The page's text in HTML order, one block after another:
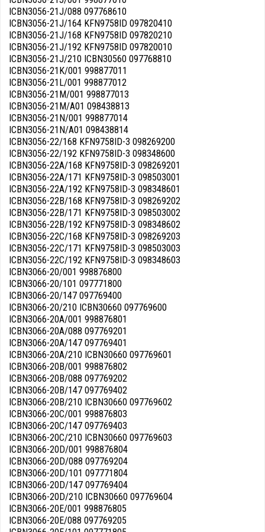
ICBN3056-21J/088 097768610
ICBN3056-21J/164 KFN9758ID 097820410
ICBN3056-21J/168 KFN9758ID 097820210
ICBN3056-21J/192 KFN9758ID 097820010
ICBN3056-21J/210 ICBN30560 097768810
ICBN3056-21K/001 998877011
ICBN3056-21L/001 998877012
ICBN3056-21M/001 998877013
ICBN3056-21M/A01 098438813
ICBN3056-21N/001 998877014
ICBN3056-21N/A01 098438814
ICBN3056-22/168 KFN9758ID-3 098269200
ICBN3056-22/192 KFN9758ID-3 098348600
ICBN3056-22A/168 KFN9758ID-3 098269201
ICBN3056-22A/171 KFN9758ID-3 098503001
ICBN3056-22A/192 KFN9758ID-3 098348601
ICBN3056-22B/168 KFN9758ID-3 098269202
ICBN3056-22B/171 KFN9758ID-3 098503002
ICBN3056-22B/192 KFN9758ID-3 098348602
ICBN3056-22C/168 KFN9758ID-3 098269203
ICBN3056-22C/171 KFN9758ID-3 098503003
ICBN3056-22C/192 KFN9758ID-3 098348603
ICBN3066-20/001 998876800
ICBN3066-20/101 097771800
ICBN3066-20/147 097769400
ICBN3066-20/210 ICBN30660 097769600
ICBN3066-20A/001 998876801
ICBN3066-20A/088 097769201
ICBN3066-20A/147 097769401
ICBN3066-20A/210 ICBN30660 097769601
ICBN3066-20B/001 998876802
ICBN3066-20B/088 097769202
ICBN3066-20B/147 097769402
ICBN3066-20B/210 ICBN30660 097769602
ICBN3066-20C/001 998876803
ICBN3066-20C/147 097769403
ICBN3066-20C/210 ICBN30660 097769603
ICBN3066-20D/001 998876804
ICBN3066-20D/088 097769204
ICBN3066-20D/101 097771804
ICBN3066-20D/147 097769404
ICBN3066-20D/210 ICBN30660 097769604
ICBN3066-20E/001 998876805
ICBN3066-20E/088 097769205